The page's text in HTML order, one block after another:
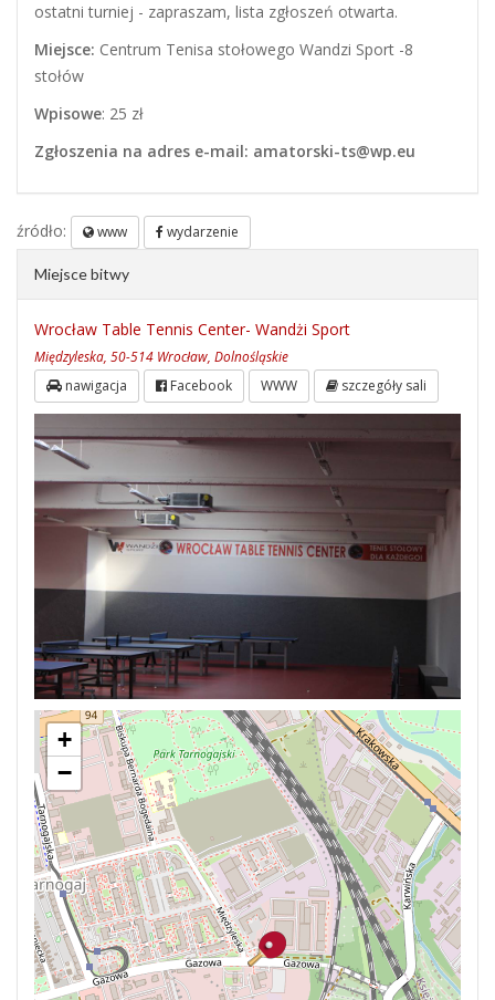
ostatni turniej - zapraszam, lista zgłoszeń otwarta.
Miejsce: Centrum Tenisa stołowego Wandzi Sport -8
stołów
Wpisowe: 25 zł
Zgłoszenia na adres e-mail: amatorski-ts@wp.eu
źródło: www wydarzenie
Miejsce bitwy
Wrocław Table Tennis Center- Wandżi Sport
Międzyleska, 50-514 Wrocław, Dolnośląskie
nawigacja Facebook WWW szczegóły sali
+
−